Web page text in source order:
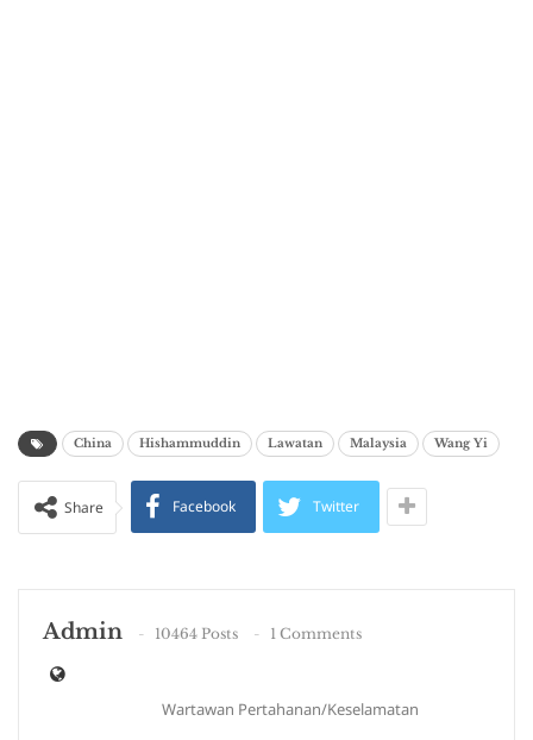
China Hishammuddin Lawatan Malaysia Wang Yi
Share Facebook Twitter
Admin 10464 Posts 1 Comments
Wartawan Pertahanan/Keselamatan